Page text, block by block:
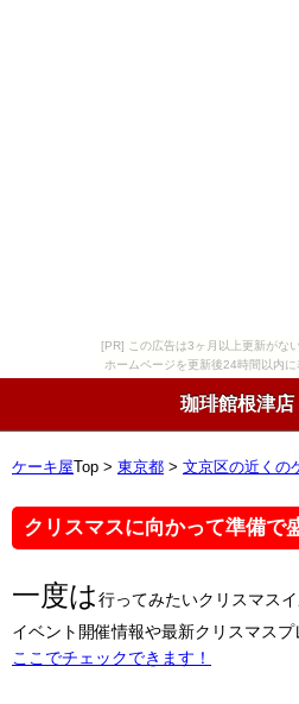
[PR] この広告は3ヶ月以上更新がな
ホームページを更新後24時間以内に
珈琲館根津
ケーキ屋 Top > 東京都 > 文京区の近くの
クリスマスに向かって準備で
一度は行ってみたいクリスマス
イベント開催情報や最新クリスマス
ここでチェックできます！